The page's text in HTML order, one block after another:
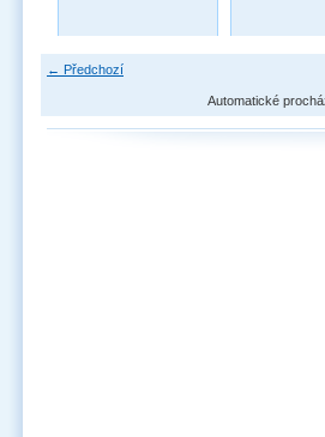
← Předchozí
Automatické